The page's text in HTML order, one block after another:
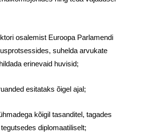
osalemist Euroopa Parlamendi
suhelda arvukate
erinevaid huvisid;
esitataks õigel ajal;
kõigil tasanditel, tagades
diplomaatiliselt;